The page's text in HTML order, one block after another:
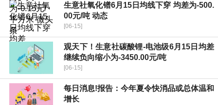
生意社氧化镨6月15日均线下穿 均差为-500.
00元/吨 动态
[06-15]
观天下！生意社碳酸锂-电池级6月15日均差
继续负向缩小为-3450.00元/吨
[06-15]
每日消息!报告：今年夏令快消品或总体温和
增长